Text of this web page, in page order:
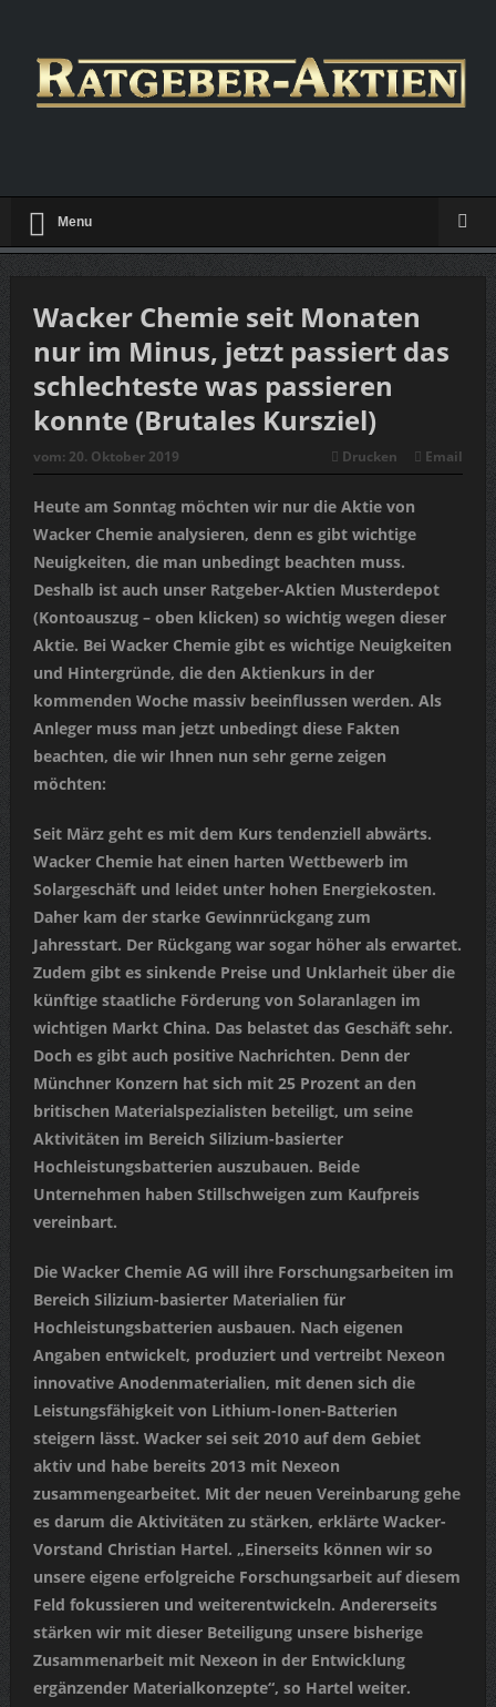
Menu
Wacker Chemie seit Monaten
nur im Minus, jetzt passiert das
schlechteste was passieren
konnte (Brutales Kursziel)
vom: 20. Oktober 2019 Drucken Email
Heute am Sonntag möchten wir nur die Aktie von
Wacker Chemie analysieren, denn es gibt wichtige
Neuigkeiten, die man unbedingt beachten muss.
Deshalb ist auch unser Ratgeber-Aktien Musterdepot
(Kontoauszug – oben klicken) so wichtig wegen dieser
Aktie. Bei Wacker Chemie gibt es wichtige Neuigkeiten
und Hintergründe, die den Aktienkurs in der
kommenden Woche massiv beeinflussen werden. Als
Anleger muss man jetzt unbedingt diese Fakten
beachten, die wir Ihnen nun sehr gerne zeigen
möchten:
Seit März geht es mit dem Kurs tendenziell abwärts.
Wacker Chemie hat einen harten Wettbewerb im
Solargeschäft und leidet unter hohen Energiekosten.
Daher kam der starke Gewinnrückgang zum
Jahresstart. Der Rückgang war sogar höher als erwartet.
Zudem gibt es sinkende Preise und Unklarheit über die
künftige staatliche Förderung von Solaranlagen im
wichtigen Markt China. Das belastet das Geschäft sehr.
Doch es gibt auch positive Nachrichten. Denn der
Münchner Konzern hat sich mit 25 Prozent an den
britischen Materialspezialisten beteiligt, um seine
Aktivitäten im Bereich Silizium-basierter
Hochleistungsbatterien auszubauen. Beide
Unternehmen haben Stillschweigen zum Kaufpreis
vereinbart.
Die Wacker Chemie AG will ihre Forschungsarbeiten im
Bereich Silizium-basierter Materialien für
Hochleistungsbatterien ausbauen. Nach eigenen
Angaben entwickelt, produziert und vertreibt Nexeon
innovative Anodenmaterialien, mit denen sich die
Leistungsfähigkeit von Lithium-Ionen-Batterien
steigern lässt. Wacker sei seit 2010 auf dem Gebiet
aktiv und habe bereits 2013 mit Nexeon
zusammengearbeitet. Mit der neuen Vereinbarung gehe
es darum die Aktivitäten zu stärken, erklärte Wacker-
Vorstand Christian Hartel. „Einerseits können wir so
unsere eigene erfolgreiche Forschungsarbeit auf diesem
Feld fokussieren und weiterentwickeln. Andererseits
stärken wir mit dieser Beteiligung unsere bisherige
Zusammenarbeit mit Nexeon in der Entwicklung
ergänzender Materialkonzepte“, so Hartel weiter.